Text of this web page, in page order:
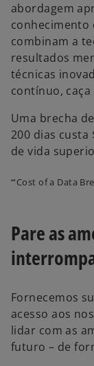
abordagem
conhecimento
combinam a
resultados
técnicas
contínuo, caça
Uma brecha
200 dias
de vida
‘“Cost of a Data
Pare as
Fornecemos
acesso aos
lidar com as
futuro – de